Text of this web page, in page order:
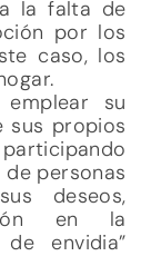
la falta de
por los
caso, los
su
sus propios
personas
deseos,
en la
envidia”